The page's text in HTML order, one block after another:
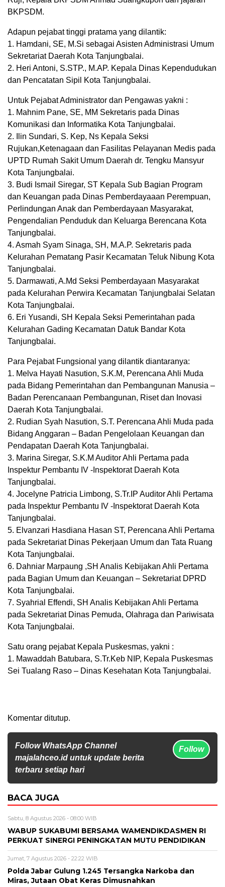
BKPSDM.
Adapun pejabat tinggi pratama yang dilantik:
1. Hamdani, SE, M.Si sebagai Asisten Administrasi Umum
Sekretariat Daerah Kota Tanjungbalai.
2. Heri Antoni, S.STP., M.AP. Kepala Dinas Kependudukan
dan Pencatatan Sipil Kota Tanjungbalai.
Untuk Pejabat Administrator dan Pengawas yakni :
1. Mahnim Pane, SE, MM Sekretaris pada Dinas
Komunikasi dan Informatika Kota Tanjungbalai.
2. Ilin Sundari, S. Kep, Ns Kepala Seksi
Rujukan,Ketenagaan dan Fasilitas Pelayanan Medis pada
UPTD Rumah Sakit Umum Daerah dr. Tengku Mansyur
Kota Tanjungbalai.
3. Budi Ismail Siregar, ST Kepala Sub Bagian Program
dan Keuangan pada Dinas Pemberdayaaan Perempuan,
Perlindungan Anak dan Pemberdayaan Masyarakat,
Pengendalian Penduduk dan Keluarga Berencana Kota
Tanjungbalai.
4. Asmah Syam Sinaga, SH, M.A.P. Sekretaris pada
Kelurahan Pematang Pasir Kecamatan Teluk Nibung Kota
Tanjungbalai.
5. Darmawati, A.Md Seksi Pemberdayaan Masyarakat
pada Kelurahan Perwira Kecamatan Tanjungbalai Selatan
Kota Tanjungbalai.
6. Eri Yusandi, SH Kepala Seksi Pemerintahan pada
Kelurahan Gading Kecamatan Datuk Bandar Kota
Tanjungbalai.
Para Pejabat Fungsional yang dilantik diantaranya:
1. Melva Hayati Nasution, S.K.M, Perencana Ahli Muda
pada Bidang Pemerintahan dan Pembangunan Manusia –
Badan Perencanaan Pembangunan, Riset dan Inovasi
Daerah Kota Tanjungbalai.
2. Rudian Syah Nasution, S.T. Perencana Ahli Muda pada
Bidang Anggaran – Badan Pengelolaan Keuangan dan
Pendapatan Daerah Kota Tanjungbalai.
3. Marina Siregar, S.K.M Auditor Ahli Pertama pada
Inspektur Pembantu IV -Inspektorat Daerah Kota
Tanjungbalai.
4. Jocelyne Patricia Limbong, S.Tr.IP Auditor Ahli Pertama
pada Inspektur Pembantu IV -Inspektorat Daerah Kota
Tanjungbalai.
5. Elvanzari Hasdiana Hasan ST, Perencana Ahli Pertama
pada Sekretariat Dinas Pekerjaan Umum dan Tata Ruang
Kota Tanjungbalai.
6. Dahniar Marpaung ,SH Analis Kebijakan Ahli Pertama
pada Bagian Umum dan Keuangan – Sekretariat DPRD
Kota Tanjungbalai.
7. Syahrial Effendi, SH Analis Kebijakan Ahli Pertama
pada Sekretariat Dinas Pemuda, Olahraga dan Pariwisata
Kota Tanjungbalai.
Satu orang pejabat Kepala Puskesmas, yakni :
1. Mawaddah Batubara, S.Tr.Keb NIP, Kepala Puskesmas
Sei Tualang Raso – Dinas Kesehatan Kota Tanjungbalai.
Komentar ditutup.
Follow WhatsApp Channel
majalahceo.id untuk update berita
terbaru setiap hari
Follow
BACA JUGA
Sabtu, 8 Agustus 2026 - 08:00 WIB
WABUP SUKABUMI BERSAMA WAMENDIKDASMEN RI
PERKUAT SINERGI PENINGKATAN MUTU PENDIDIKAN
Jumat, 7 Agustus 2026 - 22:22 WIB
Polda Jabar Gulung 1.245 Tersangka Narkoba dan
Miras, Jutaan Obat Keras Dimusnahkan